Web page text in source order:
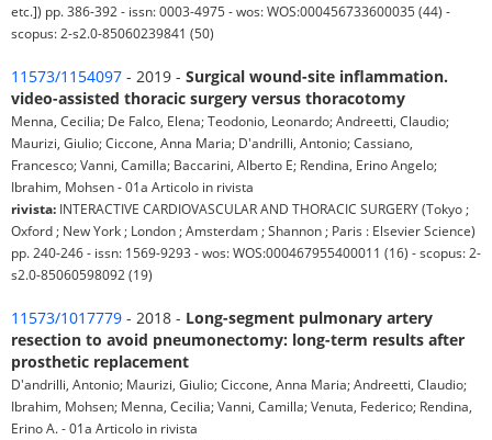
etc.]) pp. 386-392 - issn: 0003-4975 - wos: WOS:000456733600035 (44) -
scopus: 2-s2.0-85060239841 (50)
11573/1154097 - 2019 - Surgical wound-site inflammation.
video-assisted thoracic surgery versus thoracotomy
Menna, Cecilia; De Falco, Elena; Teodonio, Leonardo; Andreetti, Claudio;
Maurizi, Giulio; Ciccone, Anna Maria; D'andrilli, Antonio; Cassiano,
Francesco; Vanni, Camilla; Baccarini, Alberto E; Rendina, Erino Angelo;
Ibrahim, Mohsen - 01a Articolo in rivista
rivista: INTERACTIVE CARDIOVASCULAR AND THORACIC SURGERY (Tokyo ;
Oxford ; New York ; London ; Amsterdam ; Shannon ; Paris : Elsevier Science)
pp. 240-246 - issn: 1569-9293 - wos: WOS:000467955400011 (16) - scopus: 2-
s2.0-85060598092 (19)
11573/1017779 - 2018 - Long-segment pulmonary artery
resection to avoid pneumonectomy: long-term results after
prosthetic replacement
D'andrilli, Antonio; Maurizi, Giulio; Ciccone, Anna Maria; Andreetti, Claudio;
Ibrahim, Mohsen; Menna, Cecilia; Vanni, Camilla; Venuta, Federico; Rendina,
Erino A. - 01a Articolo in rivista